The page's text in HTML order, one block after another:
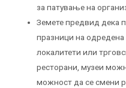
за патување на
Земете предвид дека
празници на одредена
локалитети или
ресторани, музеи
можност да се смени